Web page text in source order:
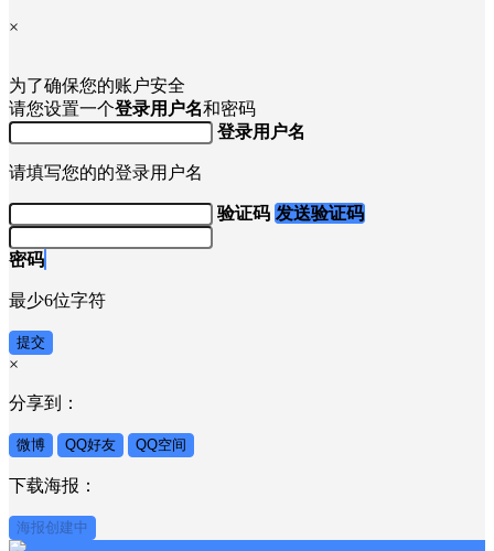
×
为了确保您的账户安全
请您设置一个登录用户名和密码
登录用户名
请填写您的的登录用户名
验证码 发送验证码
密码
最少6位字符
提交
×
分享到：
微博 QQ好友 QQ空间
下载海报：
海报创建中